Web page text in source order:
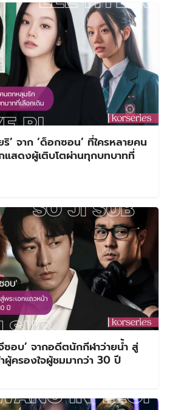
ริ’ จาก ‘ด็อกซอน’ ที่ใครหลายคน
สดงผู้เติบโตผ่านทุกบทบาทที่
ซอบ’ จากอดีตนักกีฬาว่ายน้ำ สู่
ผู้ครองใจผู้ชมมากว่า 30 ปี